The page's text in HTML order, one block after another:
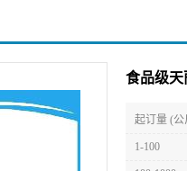
食品级天
起订量 (公
1-100